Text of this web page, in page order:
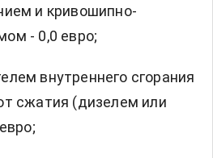
и кривошипно-
- 0,0 евро;
внутреннего сгорания
сжатия (дизелем или